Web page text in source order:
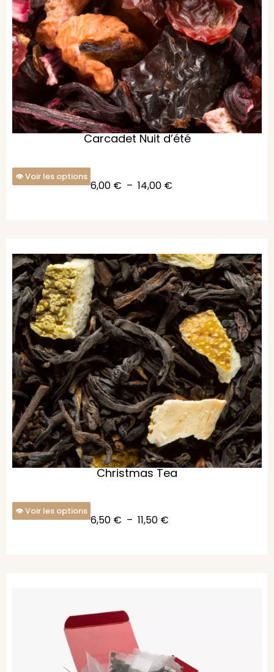
Carcadet Nuit d’été
Voir les options
6,00 € – 14,00 €
Christmas Tea
Voir les options
6,50 € – 11,50 €